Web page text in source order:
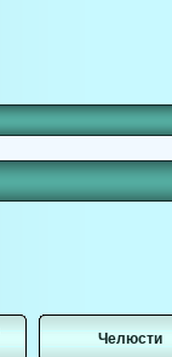
Челюсти